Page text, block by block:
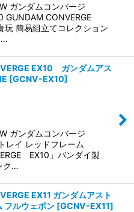
ガンダムコンバージ
GUNDAM CONVERGE
簡易組立てコレクション
…
EX10 ガンダムアス
[GCNV-EX10]
ガンダムコンバージ
レイ レッドフレーム
EX10」バンダイ製
ク…
EX11 ガンダムアスト
フルウェポン [GCNV-EX11]